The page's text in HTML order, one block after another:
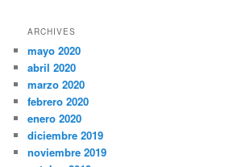
ARCHIVES
mayo 2020
abril 2020
marzo 2020
febrero 2020
enero 2020
diciembre 2019
noviembre 2019